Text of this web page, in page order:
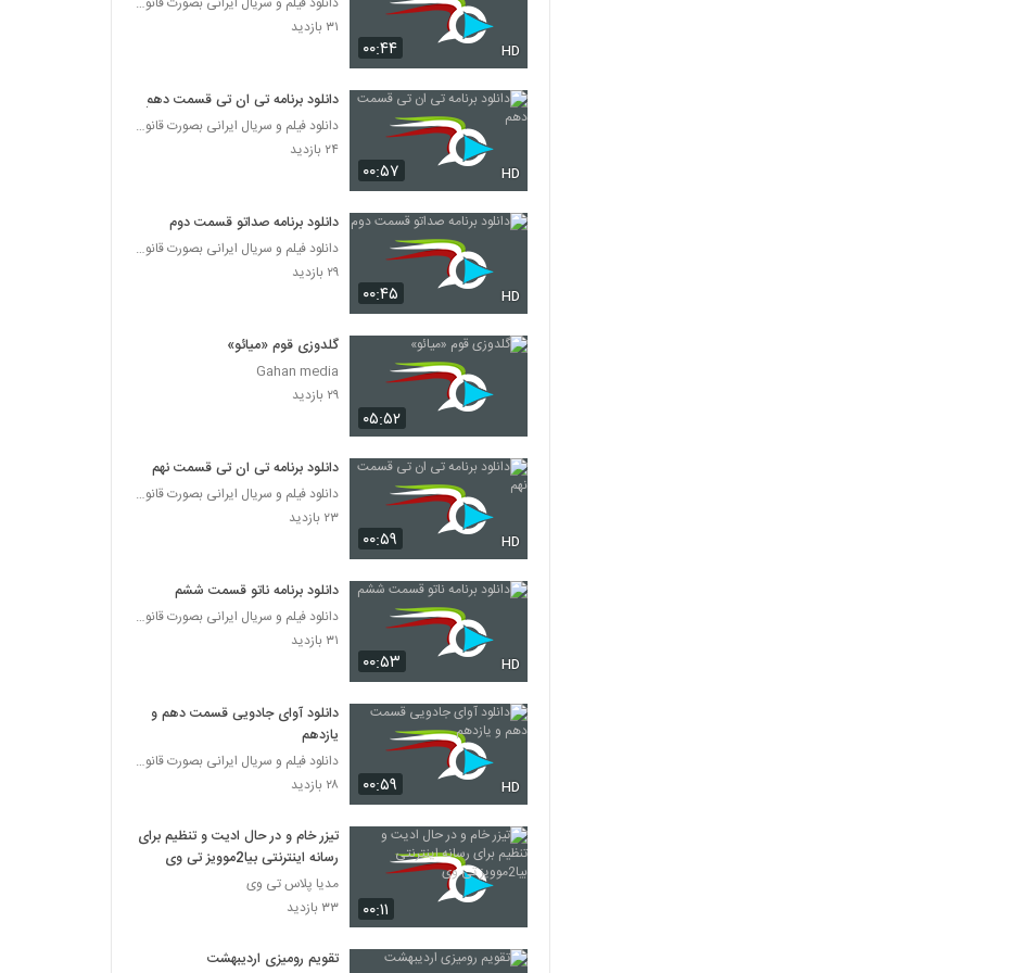
۰۰:۴۴ HD
۳۱ بازدید
۰۰:۵۷ HD
دانلود برنامه تی ان تی قسمت دهم
دانلود فیلم و سریال ایرانی بصورت قانونی
۲۴ بازدید
۰۰:۴۵ HD
دانلود برنامه صداتو قسمت دوم
دانلود فیلم و سریال ایرانی بصورت قانونی
۲۹ بازدید
۰۵:۵۲
گلدوزی قوم «میائو»
Gahan media
۲۹ بازدید
۰۰:۵۹ HD
دانلود برنامه تی ان تی قسمت نهم
دانلود فیلم و سریال ایرانی بصورت قانونی
۲۳ بازدید
۰۰:۵۳ HD
دانلود برنامه ناتو قسمت ششم
دانلود فیلم و سریال ایرانی بصورت قانونی
۳۱ بازدید
۰۰:۵۹ HD
دانلود آوای جادویی قسمت دهم و
یازدهم
دانلود فیلم و سریال ایرانی بصورت قانونی
۲۸ بازدید
۰۰:۱۱
تیزر خام و در حال ادیت و تنظیم برای
رسانه اینترنتی بیا2موویز تی وی
مدیا پلاس تی وی
۳۳ بازدید
تقویم رومیزی اردیبهشت